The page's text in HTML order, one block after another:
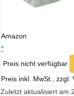
Amazon
*
Preis nicht verfügbar
Preis inkl. MwSt., zzgl.
Zuletzt aktualisiert am